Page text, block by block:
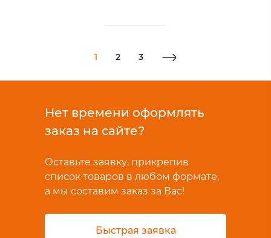
1 2 3
Нет времени оформлять
заказ на сайте?
Оставьте заявку, прикрепив
список товаров в любом формате,
а мы составим заказ за Вас!
Быстрая заявка